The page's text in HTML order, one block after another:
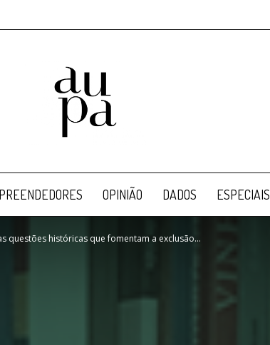
AupaOPINIÃO DADOS ESPECIAIS
questões históricas que fomentam a exclusão...